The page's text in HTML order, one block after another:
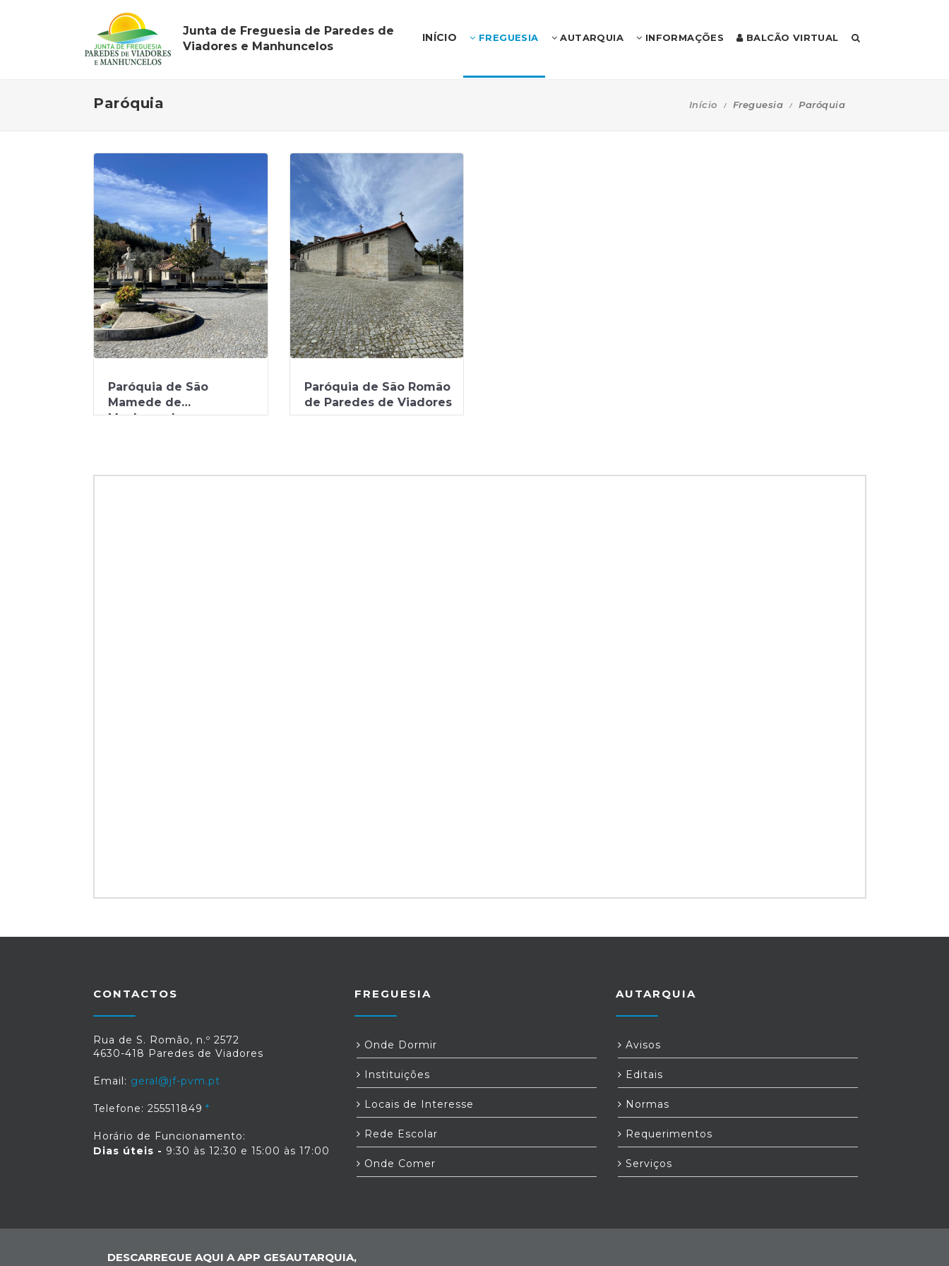
Junta de Freguesia de Paredes de
Viadores e Manhuncelos
INÍCIO FREGUESIA AUTARQUIA INFORMAÇÕES BALCÃO VIRTUAL
Paróquia Início Freguesia Paróquia
Paróquia de São
Mamede de
Manhuncelos
Paróquia de São Romão
de Paredes de Viadores
CONTACTOS
Rua de S. Romão, n.º 2572
4630-418 Paredes de Viadores
Email: geral@jf-pvm.pt
Telefone: 255511849
Horário de Funcionamento:
Dias úteis - 9:30 às 12:30 e 15:00 às 17:00
FREGUESIA
Onde Dormir
Instituições
Locais de Interesse
Rede Escolar
Onde Comer
AUTARQUIA
Avisos
Editais
Normas
Requerimentos
Serviços
DESCARREGUE AQUI A APP GESAUTARQUIA,